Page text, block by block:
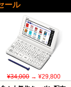
ール
¥34,000→ ¥29,800